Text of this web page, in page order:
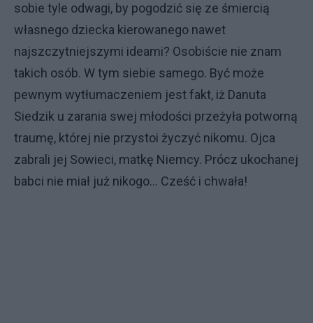
sobie tyle odwagi, by pogodzić się ze śmiercią
własnego dziecka kierowanego nawet
najszczytniejszymi ideami? Osobiście nie znam
takich osób. W tym siebie samego. Być może
pewnym wytłumaczeniem jest fakt, iż Danuta
Siedzik u zarania swej młodości przeżyła potworną
traumę, której nie przystoi życzyć nikomu. Ojca
zabrali jej Sowieci, matkę Niemcy. Prócz ukochanej
babci nie miał już nikogo… Cześć i chwała!